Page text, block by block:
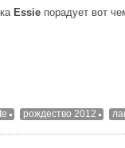
Essie порадует вот
рождество 2012